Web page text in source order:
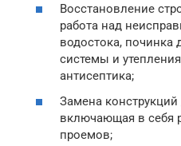
Восстановление
работа над
водостока, починка
системы и
антисептика;
Замена
включающая в себя
проемов;